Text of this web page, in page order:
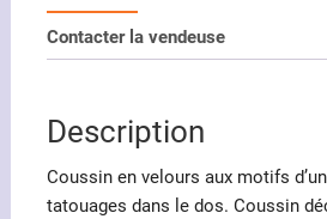
d'une
japonaise
tatouages
Contacter la vendeuse
Description
Coussin en velours aux motifs
tatouages dans le dos. Coussin